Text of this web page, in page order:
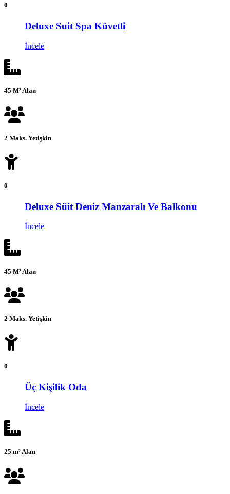
0
Deluxe Suit Spa Küvetli
İncele
45 M² Alan
2 Maks. Yetişkin
0
Deluxe Süit Deniz Manzaralı Ve Balkonu
İncele
45 M² Alan
2 Maks. Yetişkin
0
Üç Kişilik Oda
İncele
25 m² Alan